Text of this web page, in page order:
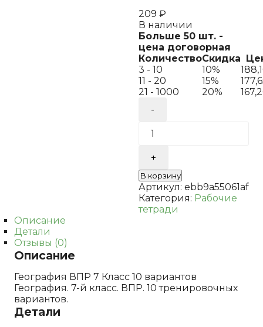
209 ₽
В наличии
Больше 50 шт. -
цена договорная
КоличествоСкидка
3 - 10
10%
11 - 20
15%
21 - 1000
20%
ВПР.
10
тренировочных
вариантов.
Эртель
В корзину
Артикул: ebb9a55061af
Категория: Рабочие
тетради
Описание
Детали
Отзывы (0)
Описание
География ВПР 7 Класс 10 вариантов
География. 7-й класс. ВПР. 10 тренировочных
вариантов.
Детали